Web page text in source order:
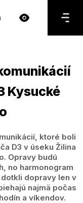
Kysucké
ktoré boli
D3 v úseku Žilina
Opravy budú
no harmonogram
dopravy len v
najmä počas
a víkendov.